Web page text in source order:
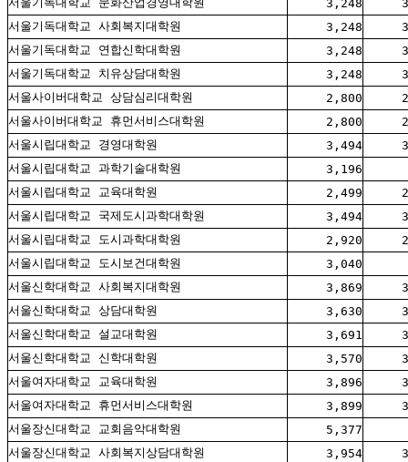
3,248
서울기독대학교 사회복지대학원
3,248
서울기독대학교 연합신학대학원
3,248
서울기독대학교 치유상담대학원
3,248
서울사이버대학교 상담심리대학원
2,800
서울사이버대학교 휴먼서비스대학원
2,800
서울시립대학교 경영대학원
3,494
서울시립대학교 과학기술대학원
3,196
서울시립대학교 교육대학원
2,499
서울시립대학교 국제도시과학대학원
3,494
서울시립대학교 도시과학대학원
2,920
서울시립대학교 도시보건대학원
3,040
서울신학대학교 사회복지대학원
3,869
서울신학대학교 상담대학원
3,630
서울신학대학교 설교대학원
3,691
서울신학대학교 신학대학원
3,570
서울여자대학교 교육대학원
3,896
서울여자대학교 휴먼서비스대학원
3,899
서울장신대학교 교회음악대학원
5,377
서울장신대학교 사회복지상담대학원
3,954